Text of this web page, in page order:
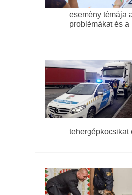
esemény témája
problémákat és
tehergépkocsikat